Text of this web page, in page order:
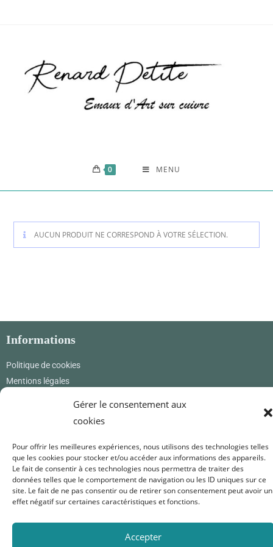
Gérer le consentement aux
cookies
Pour offrir les meilleures expériences, nous utilisons des technologies telles
que les cookies pour stocker et/ou accéder aux informations des appareils.
Le fait de consentir à ces technologies nous permettra de traiter des
données telles que le comportement de navigation ou les ID uniques sur ce
site. Le fait de ne pas consentir ou de retirer son consentement peut avoir un
effet négatif sur certaines caractéristiques et fonctions.
Accepter
0 MENU
AUCUN PRODUIT NE CORRESPOND À VOTRE SÉLECTION.
Informations
Politique de cookies
Mentions légales
Où nous trouver
Renard Petite
12 rue des princes
01800 Pérouges
France
0619171365